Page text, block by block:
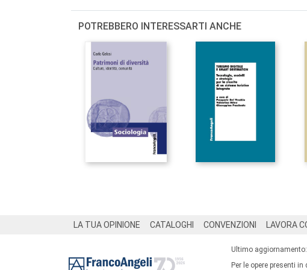
POTREBBERO INTERESSARTI ANCHE
LA TUA OPINIONE CATALOGHI CONVENZIONI LAVORA
Ultimo
Per le opere presenti